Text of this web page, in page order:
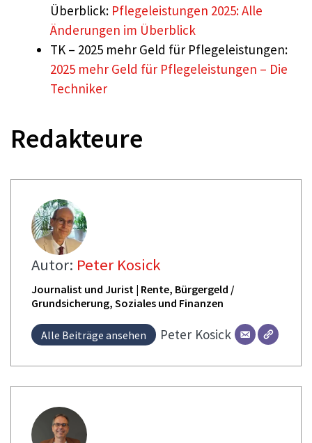
Überblick: Pflegeleistungen 2025: Alle
Änderungen im Überblick
TK – 2025 mehr Geld für Pflegeleistungen:
2025 mehr Geld für Pflegeleistungen – Die
Techniker
Redakteure
Autor: Peter Kosick
Journalist und Jurist | Rente, Bürgergeld /
Grundsicherung, Soziales und Finanzen
Alle Beiträge ansehen Peter Kosick